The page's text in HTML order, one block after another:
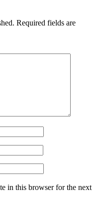
Required fields are
in this browser for the next